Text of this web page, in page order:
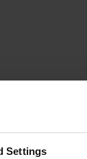
Settings